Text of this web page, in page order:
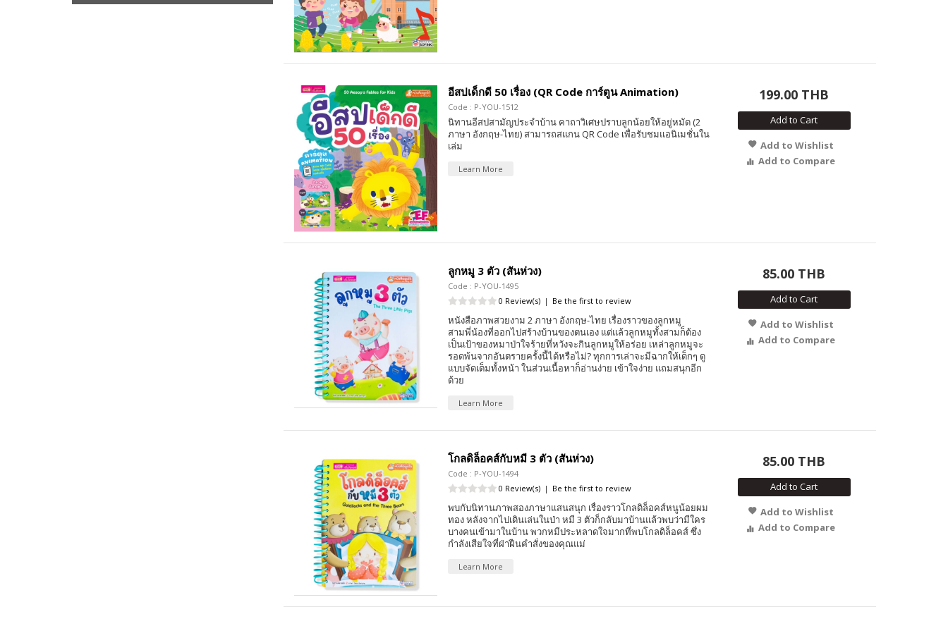
อีสปเด็กดี 50 เรื่อง (QR Code การ์ตูน Animation)
Code : P-YOU-1512
นิทานอีสปสามัญประจำบ้าน คาถาวิเศษปราบลูกน้อยให้อยู่หมัด (2
ภาษา อังกฤษ-ไทย) สามารถสแกน QR Code เพื่อรับชมแอนิเมชั่นใน
เล่ม
Learn More
199.00 THB
Add to Cart
Add to Wishlist
Add to Compare
ลูกหมู 3 ตัว (สันห่วง)
Code : P-YOU-1495
0 Review(s) | Be the first to review
หนังสือภาพสวยงาม 2 ภาษา อังกฤษ-ไทย เรื่องราวของลูกหมู
สามพี่น้องที่ออกไปสร้างบ้านของตนเอง แต่แล้วลูกหมูทั้งสามก็ต้อง
เป็นเป้าของหมาป่าใจร้ายที่หวังจะกินลูกหมูให้อร่อย เหล่าลูกหมูจะ
รอดพ้นจากอันตรายครั้งนี้ได้หรือไม่? ทุกการเล่าจะมีฉากให้เด็กๆ ดู
แบบจัดเต็มทั้งหน้า ในส่วนเนื้อหาก็อ่านง่าย เข้าใจง่าย แถมสนุกอีก
ด้วย
Learn More
85.00 THB
Add to Cart
Add to Wishlist
Add to Compare
โกลดิล็อคส์กับหมี 3 ตัว (สันห่วง)
Code : P-YOU-1494
0 Review(s) | Be the first to review
พบกับนิทานภาพสองภาษาแสนสนุก เรื่องราวโกลดิล็อคส์หนูน้อยผม
ทอง หลังจากไปเดินเล่นในป่า หมี 3 ตัวก็กลับมาบ้านแล้วพบว่ามีใคร
บางคนเข้ามาในบ้าน พวกหมีประหลาดใจมากที่พบโกลดิล็อคส์ ซึ่ง
กำลังเสียใจที่ฝ่าฝืนคำสั่งของคุณแม่
Learn More
85.00 THB
Add to Cart
Add to Wishlist
Add to Compare